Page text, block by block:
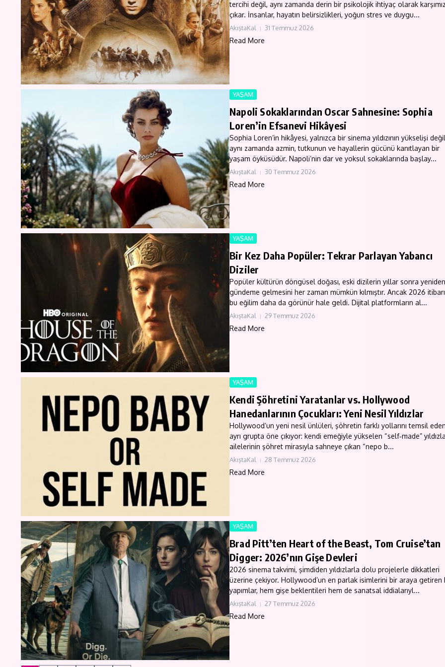
tercihi değil, aynı zamanda derin bir psikolojik ihtiyaç olarak
çıkar. İnsanlar, hayatın belirsizlikleri, yoğun stres ve duygu...
AkıştaKal 31 Temmuz 2026
Read More
YAŞAM
Napoli Sokaklarından Oscar Sahnesine: Sophia
Loren’in Efsanevi Hikâyesi
Sophia Loren’in hikâyesi, yalnızca bir sinema yıldızının yükselişi
aynı zamanda azmin, tutkunun ve hayallerin gücünü kanıtlayan bir
yaşam öyküsüdür. Napoli’nin dar ve yoksul sokaklarında başlay...
AkıştaKal 30 Temmuz 2026
Read More
YAŞAM
Bir Kez Daha Popüler: Tekrar Parlayan Yabancı
Diziler
Popüler kültürün döngüsel doğası, eski dizilerin yıllar sonra yeniden
gündeme gelmesini her zaman mümkün kılmıştır. Ancak 2026
bu eğilim daha da görünür hale geldi. Dijital platformların al...
AkıştaKal 29 Temmuz 2026
Read More
YAŞAM
Kendi Şöhretini Yaratanlar vs. Hollywood
Hanedanlarının Çocukları: Yeni Nesil Yıldızlar
Hollywood’un yeni nesil ünlüleri, şöhretin farklı yollarını temsil
ayrı grupta öne çıkıyor: kendi emeğiyle yükselen “self‑made”
ailelerinin şöhret mirasıyla sahneye çıkan “nepo b...
AkıştaKal 28 Temmuz 2026
Read More
YAŞAM
Brad Pitt’ten Heart of the Beast, Tom Cruise’tan
Digger: 2026’nın Gişe Devleri
2026 sinema takvimi, şimdiden yıldızlarla dolu projelerle dikkatleri
üzerine çekiyor. Hollywood’un en parlak isimlerini bir araya getiren
yapımlar, hem gişe beklentileri hem de sanatsal iddialarıyl...
AkıştaKal 27 Temmuz 2026
Read More